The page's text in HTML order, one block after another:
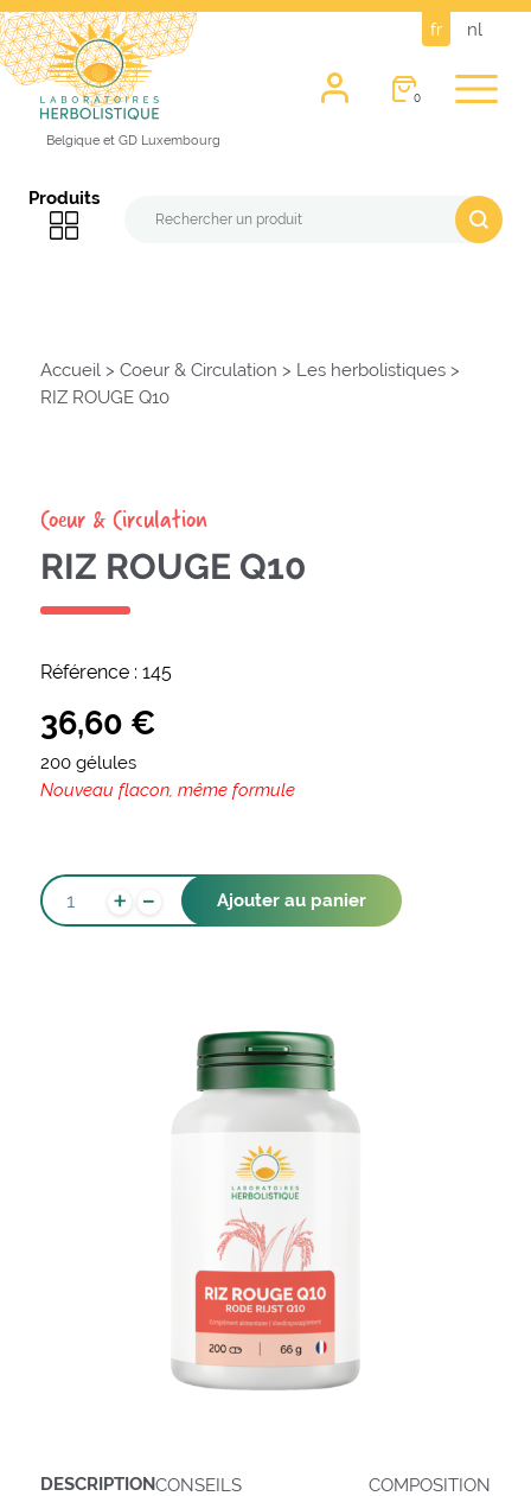
fr nl
Belgique et GD Luxembourg
0
Produits
Accueil > Coeur & Circulation > Les herbolistiques>
RIZ ROUGE Q10
Coeur & Circulation
RIZ ROUGE Q10
36,60 €
200 gélules
Nouveau flacon, même formule
QUANTITÉ
DE
+ - Ajouter au panier
Référence : 145
DESCRIPTIONCONSEILS
COMPOSITION